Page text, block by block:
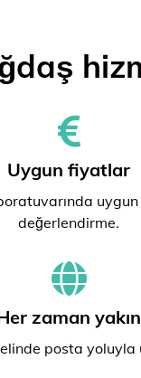
Uygun fiyatlar
değerlendirme.
zaman yakın
posta yoluyla